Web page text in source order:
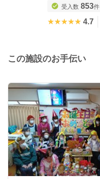
受入数 853件
★★★★★
★★★★★ 4.7
この施設のお手伝い